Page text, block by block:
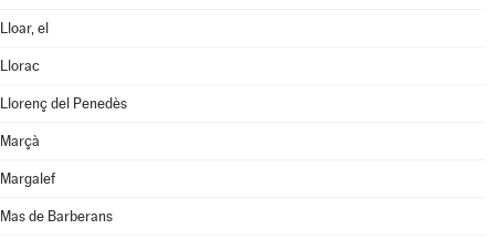
Lloar, el
Llorac
Llorenç del Penedès
Marçà
Margalef
Mas de Barberans